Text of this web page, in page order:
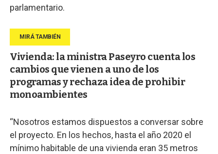
parlamentario.
Vivienda: la ministra Paseyro cuenta los
cambios que vienen a uno de los
programas y rechaza idea de prohibir
monoambientes
“Nosotros estamos dispuestos a conversar sobre
el proyecto. En los hechos, hasta el año 2020 el
mínimo habitable de una vivienda eran 35 metros